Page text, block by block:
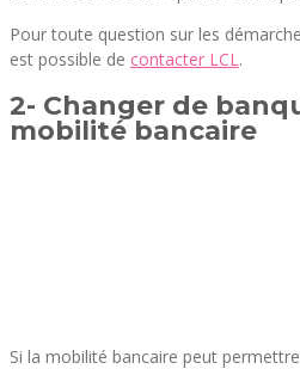
Pour toute question sur les
est possible de contacter LCL .
2- Changer de
mobilité bancaire
Si la mobilité bancaire peut